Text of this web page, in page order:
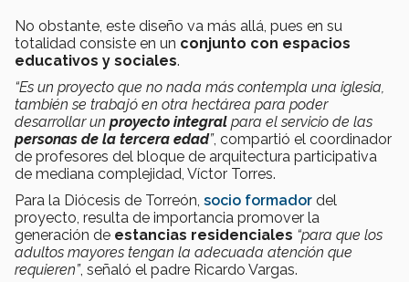
No obstante, este diseño va más allá, pues en su
totalidad consiste en un conjunto con espacios
educativos y sociales.
“Es un proyecto que no nada más contempla una iglesia,
también se trabajó en otra hectárea para poder
desarrollar un proyecto integral para el servicio de las
personas de la tercera edad”, compartió el coordinador
de profesores del bloque de arquitectura participativa
de mediana complejidad, Víctor Torres.
Para la Diócesis de Torreón, socio formador del
proyecto, resulta de importancia promover la
generación de estancias residenciales “para que los
adultos mayores tengan la adecuada atención que
requieren”, señaló el padre Ricardo Vargas.